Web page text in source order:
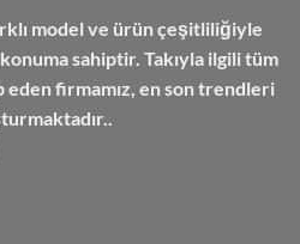
model ve ürün çeşitliliğiyle
sahiptir. Takıyla ilgili tüm
firmamız, en son trendleri